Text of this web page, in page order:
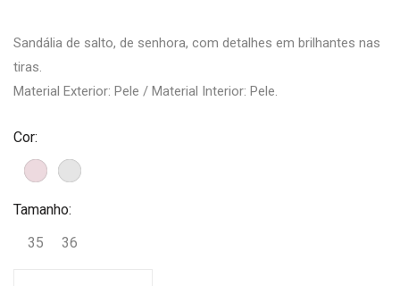
Sandália de salto, de senhora, com detalhes em brilhantes nas
tiras.
Material Exterior: Pele / Material Interior: Pele.
Cor:
Tamanho:
35
36